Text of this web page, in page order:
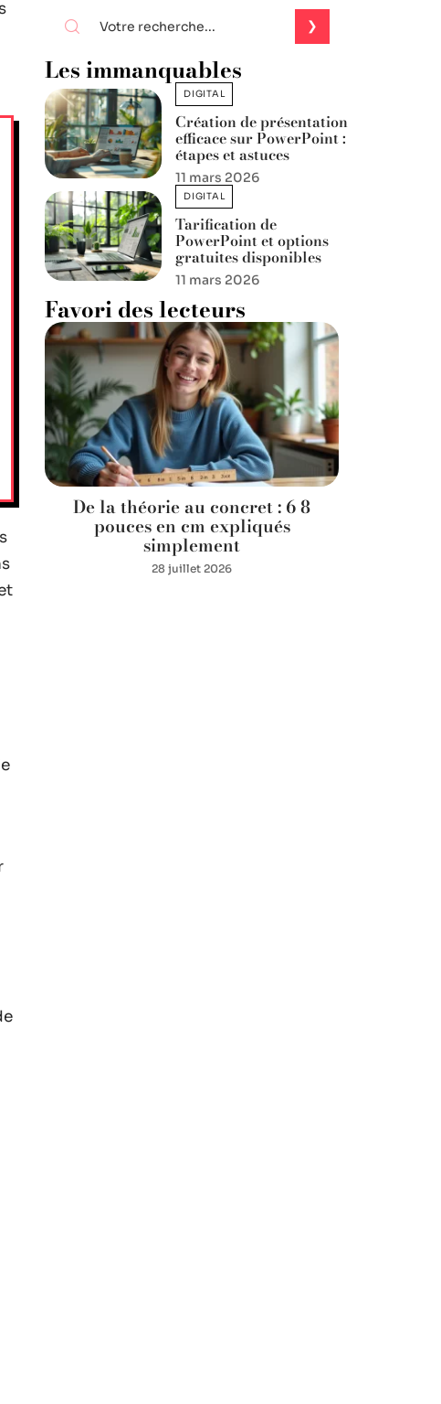
Les immanquables
DIGITAL
Création de présentation
efficace sur PowerPoint :
étapes et astuces
11 mars 2026
DIGITAL
Tarification de
PowerPoint et options
gratuites disponibles
11 mars 2026
Favori des lecteurs
De la théorie au concret : 6 8
pouces en cm expliqués
simplement
28 juillet 2026